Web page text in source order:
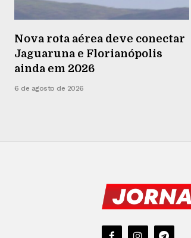
Nova rota aérea deve conectar
Jaguaruna e Florianópolis
ainda em 2026
6 de agosto de 2026